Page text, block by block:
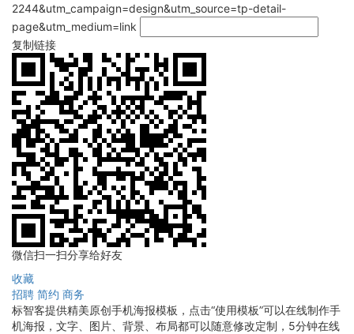
2244&utm_campaign=design&utm_source=tp-detail-
page&utm_medium=link
复制链接
微信扫一扫分享给好友
收藏
招聘 简约 商务
标智客提供精美原创手机海报模板，点击“使用模板”可以在线制作手
机海报，文字、图片、背景、布局都可以随意修改定制，5分钟在线